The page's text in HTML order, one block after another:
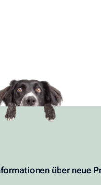
über neue